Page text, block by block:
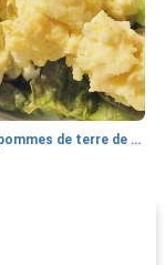
salade de pommes de terre de ma mère avec carotte et oeuf